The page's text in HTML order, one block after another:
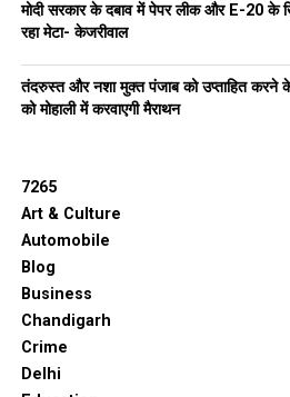
मोदी सरकार के दबाव में पेपर लीक और E-20 के
रहा मेटा- केजरीवाल
तंदरुस्त और नशा मुक्त पंजाब को उप्ताहित करने
को मोहाली में करवाएगी मैराथन
7265
Art & Culture
Automobile
Blog
Business
Chandigarh
Crime
Delhi